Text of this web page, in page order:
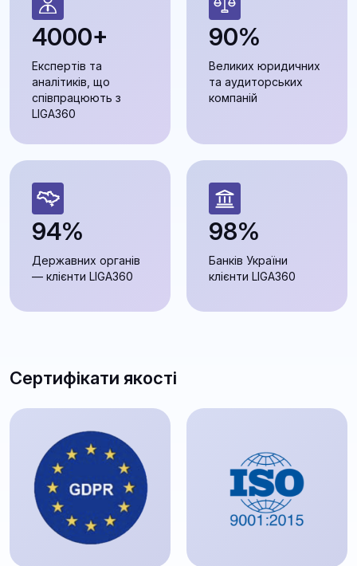
4000+
Експертів та
аналітиків, що
співпрацюють з
LIGA360
90%
Великих юридичних
та аудиторських
компаній
94%
Державних органів
— клієнти LIGA360
98%
Банків України
клієнти LIGA360
Сертифікати якості